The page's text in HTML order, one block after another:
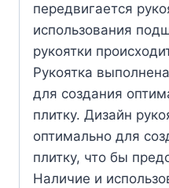
передвигается
использования
рукоятки
Рукоятка
для создания
плитку. Дизайн
оптимально для
плитку, что бы
Наличие и